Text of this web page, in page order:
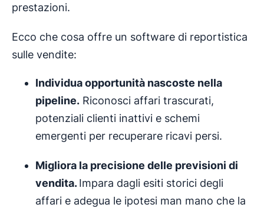
prestazioni.
Ecco che cosa offre un software di reportistica
sulle vendite:
Individua opportunità nascoste nella
pipeline. Riconosci affari trascurati,
potenziali clienti inattivi e schemi
emergenti per recuperare ricavi persi.
Migliora la precisione delle previsioni di
vendita.Impara dagli esiti storici degli
affari e adegua le ipotesi man mano che la